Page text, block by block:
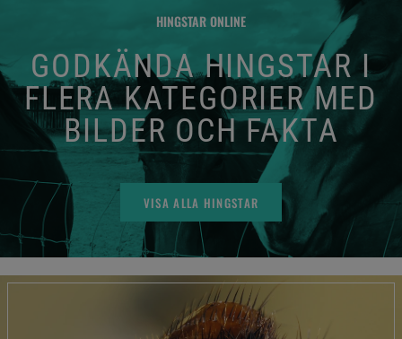
HINGSTAR ONLINE
GODKÄNDA HINGSTAR I
FLERA KATEGORIER MED
BILDER OCH FAKTA
VISA ALLA HINGSTAR